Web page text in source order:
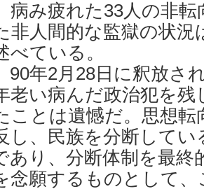
病み疲れた33人の非
非人間的な監獄の状況
べている。
90年2月28日に釈放さ
老い病んだ政治犯を
ことは遺憾だ。思想転
し、民族を分断して
あり、分断体制を最
念願するものとして